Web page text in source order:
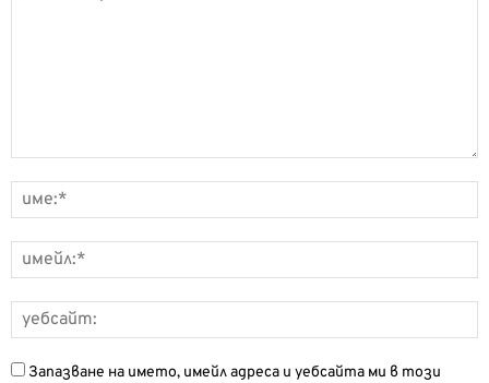
Запазване на името, имейл адреса и уебсайта ми в този